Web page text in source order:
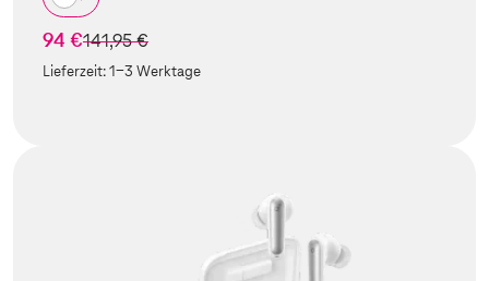
94 €statt
141,95 €
Lieferzeit:1-3 Werktage